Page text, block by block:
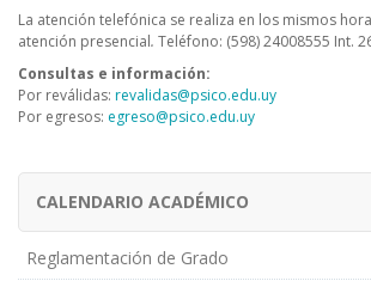
La atención telefónica se realiza en los mismos
atención presencial. Teléfono: (598) 24008555 Int.
Consultas e información:
Por reválidas: revalidas@psico.edu.uy
Por egresos: egreso@psico.edu.uy
Menú
Estudiantes
de
Grado
CALENDARIO ACADÉMICO
Reglamentación de Grado